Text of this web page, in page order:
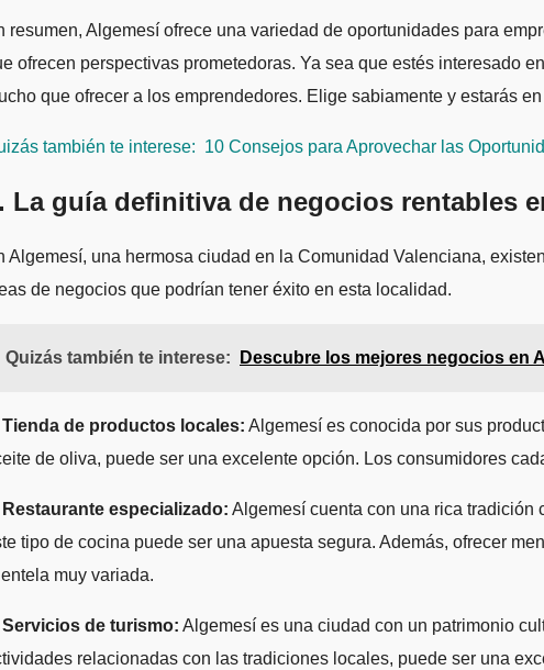
resumen, Algemesí ofrece una variedad de oportunidades para
ofrecen perspectivas prometedoras. Ya sea que estés interesado
que ofrecer a los emprendedores. Elige sabiamente y estarás
también te interese: 10 Consejos para Aprovechar las
La guía definitiva de negocios rentables
Algemesí, una hermosa ciudad en la Comunidad Valenciana,
de negocios que podrían tener éxito en esta localidad.
Quizás también te interese: Descubre los mejores negocios en
Tienda de productos locales: Algemesí es conocida por sus
de oliva, puede ser una excelente opción. Los consumidores
Restaurante especializado: Algemesí cuenta con una rica tradición
tipo de cocina puede ser una apuesta segura. Además, ofrecer
muy variada.
Servicios de turismo: Algemesí es una ciudad con un patrimonio
relacionadas con las tradiciones locales, puede ser una